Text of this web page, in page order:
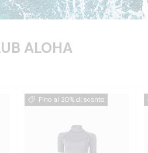
ALOHA
Fino al 30% di sconto